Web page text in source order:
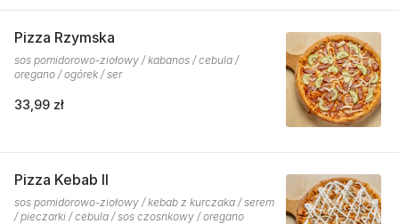
Pizza Rzymska
sos pomidorowo-ziołowy / kabanos / cebula /
oregano / ogórek / ser
33,99 zł
Pizza Kebab II
sos pomidorowo-ziołowy / kebab z kurczaka / serem
/ pieczarki / cebula / sos czosnkowy / oregano